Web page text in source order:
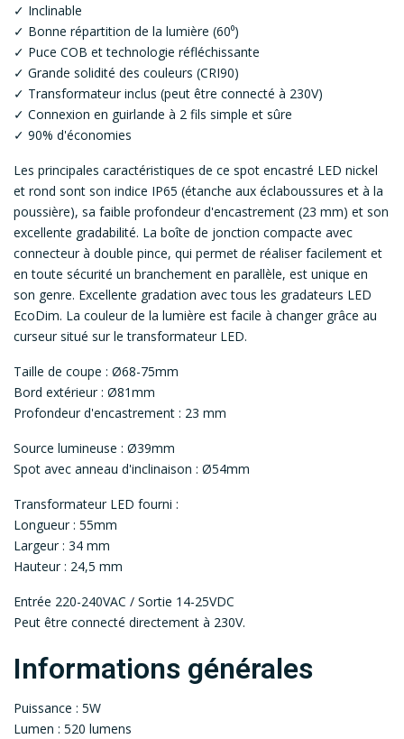
✓ Inclinable
✓ Bonne répartition de la lumière (60⁰)
✓ Puce COB et technologie réfléchissante
✓ Grande solidité des couleurs (CRI90)
✓ Transformateur inclus (peut être connecté à 230V)
✓ Connexion en guirlande à 2 fils simple et sûre
✓ 90% d'économies
Les principales caractéristiques de ce spot encastré LED nickel
et rond sont son indice IP65 (étanche aux éclaboussures et à la
poussière), sa faible profondeur d'encastrement (23 mm) et son
excellente gradabilité. La boîte de jonction compacte avec
connecteur à double pince, qui permet de réaliser facilement et
en toute sécurité un branchement en parallèle, est unique en
son genre. Excellente gradation avec tous les gradateurs LED
EcoDim. La couleur de la lumière est facile à changer grâce au
curseur situé sur le transformateur LED.
Taille de coupe : Ø68-75mm
Bord extérieur : Ø81mm
Profondeur d'encastrement : 23 mm
Source lumineuse : Ø39mm
Spot avec anneau d'inclinaison : Ø54mm
Transformateur LED fourni :
Longueur : 55mm
Largeur : 34 mm
Hauteur : 24,5 mm
Entrée 220-240VAC / Sortie 14-25VDC
Peut être connecté directement à 230V.
Informations générales
Puissance : 5W
Lumen : 520 lumens